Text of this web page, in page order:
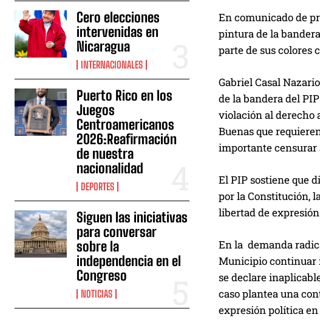
Cero elecciones
intervenidas en
Nicaragua
INTERNACIONALES
Puerto Rico en los
Juegos
Centroamericanos
2026:Reafirmación
de nuestra
nacionalidad
DEPORTES
Siguen las iniciativas
para conversar
sobre la
independencia en el
Congreso
NOTICIAS
En comunicado de
pintura de la
parte de sus colores
Gabriel Casal
de la bandera del
violación al derecho
Buenas que
importante censurar
El PIP sostiene que
por la Constitución,
libertad de
En la demanda
Municipio continuar
se declare
caso plantea una
expresión política